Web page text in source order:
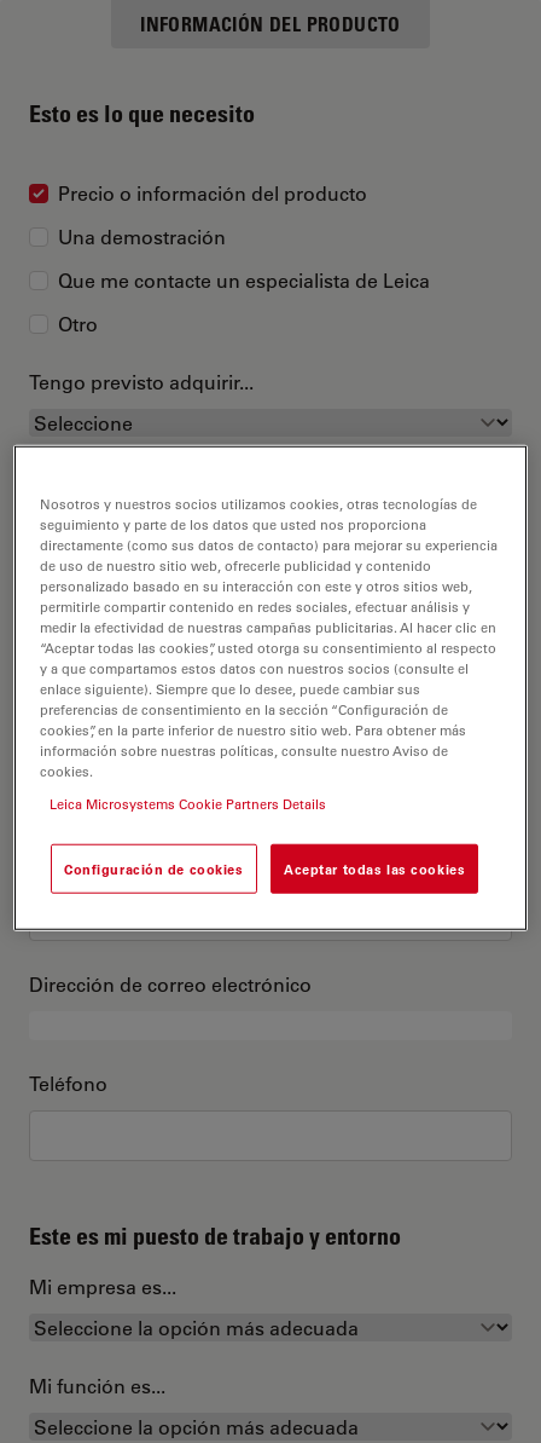
INFORMACIÓN DEL PRODUCTO
Esto es lo que necesito
Precio o información del producto
Una demostración
Que me contacte un especialista de Leica
Otro
Tengo previsto adquirir...
Este es mi perfil
Título académico opcional
Nombre
Apellido
Dirección de correo electrónico
Teléfono
Este es mi puesto de trabajo y entorno
Mi empresa es...
Mi función es...
Nosotros y nuestros socios utilizamos cookies, otras tecnologías de
seguimiento y parte de los datos que usted nos proporciona
directamente (como sus datos de contacto) para mejorar su experiencia
de uso de nuestro sitio web, ofrecerle publicidad y contenido
personalizado basado en su interacción con este y otros sitios web,
permitirle compartir contenido en redes sociales, efectuar análisis y
medir la efectividad de nuestras campañas publicitarias. Al hacer clic en
“Aceptar todas las cookies”, usted otorga su consentimiento al respecto
y a que compartamos estos datos con nuestros socios (consulte el
enlace siguiente). Siempre que lo desee, puede cambiar sus
preferencias de consentimiento en la sección “Configuración de
cookies”, en la parte inferior de nuestro sitio web. Para obtener más
información sobre nuestras políticas, consulte nuestro Aviso de
cookies.
Leica Microsystems Cookie Partners Details
Configuración de cookies Aceptar todas las cookies